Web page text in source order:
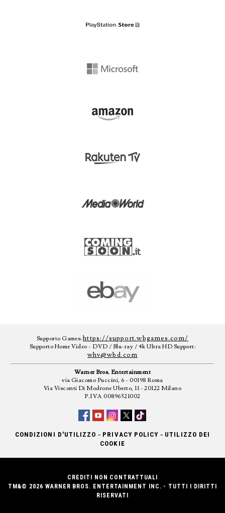
Supporto Games:https://support.wbgames.com/
Supporto Home Video - DVD / Blu-ray / 4k Ultra HD Support:
whv@wbd.com
Warner Bros. Entertainment
via Giacomo Puccini, 6 - 00198 Roma
Via Visconti Di Modrone Uberto, 11 - 20122 Milano
P.IVA 00896521002
CONDIZIONI D'UTILIZZO - PRIVACY POLICY - UTILIZZO DEI
COOKIE
CREDITI NON CONTRATTUALI
TM&© 2026 WARNER BROS. ENTERTAINMENT INC. - TUTTI I DIRITTI
RISERVATI